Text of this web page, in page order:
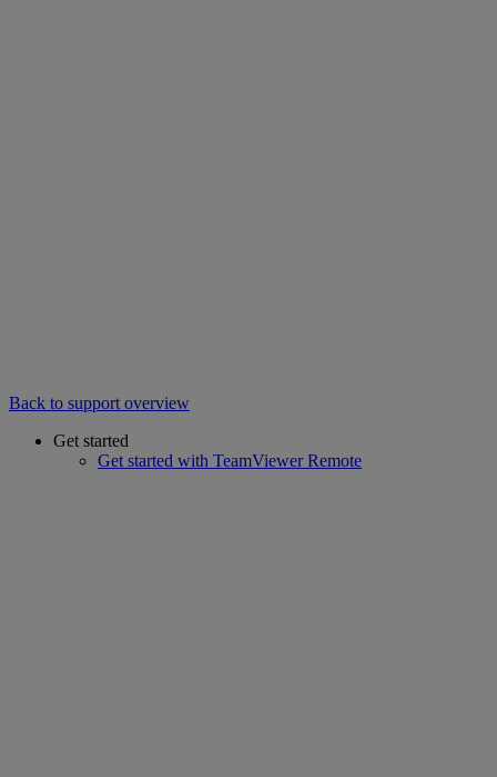
Back to support overview
Get started
Get started with TeamViewer Remote